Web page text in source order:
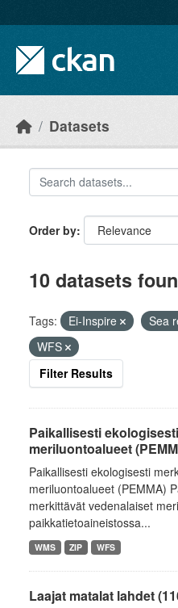
Datasets
Order by
10 datasets
Tags: Ei-Inspire Sea
WFS
Filter Results
Paikallisesti
meriluontoalueet
Paikallisesti ekologisesti
meriluontoalueet (PEMMA)
merkittävät vedenalaiset
paikkatietoaineistossa...
WMS ZIP WFS
Laajat matalat lahdet